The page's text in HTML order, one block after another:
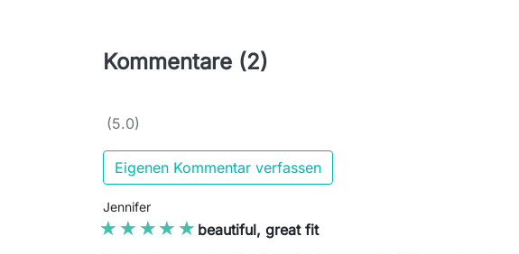
Kommentare (2)
(5.0)
Eigenen Kommentar verfassen
Jennifer
★★★★★
★★★★★ beautiful, great fit